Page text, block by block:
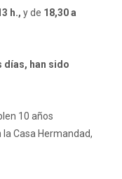
h., y de 18,30 a
días, han sido
10 años
Casa Hermandad,